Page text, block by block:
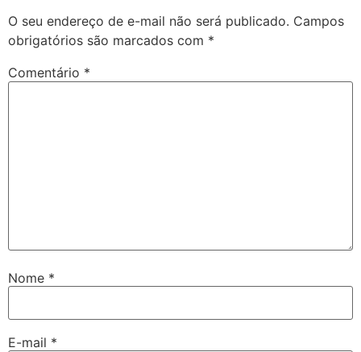
O seu endereço de e-mail não será publicado. Campos
obrigatórios são marcados com *
Comentário *
Nome *
E-mail *